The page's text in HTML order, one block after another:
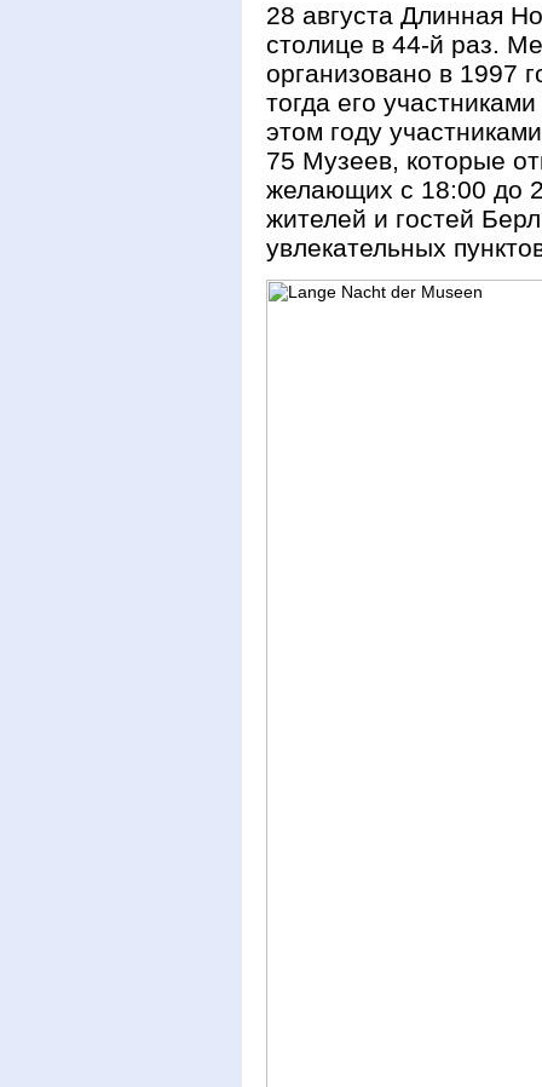
28 августа Длинная
столице в 44-й раз.
организовано в 1997
тогда его
этом году
75 Музеев, которые
желающих с 18:00 до
жителей и гостей
увлекательных